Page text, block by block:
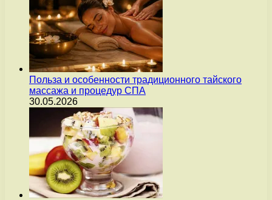
Польза и особенности традиционного тайского
массажа и процедур СПА
30.05.2026